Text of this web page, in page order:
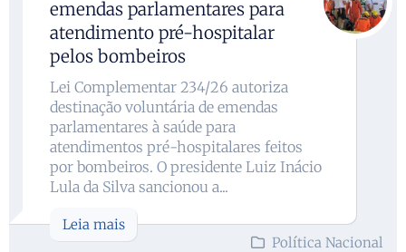
emendas parlamentares para
atendimento pré-hospitalar
pelos bombeiros
Lei Complementar 234/26 autoriza
destinação voluntária de emendas
parlamentares à saúde para
atendimentos pré-hospitalares feitos
por bombeiros. O presidente Luiz Inácio
Lula da Silva sancionou a...
Leia mais
Política Nacional